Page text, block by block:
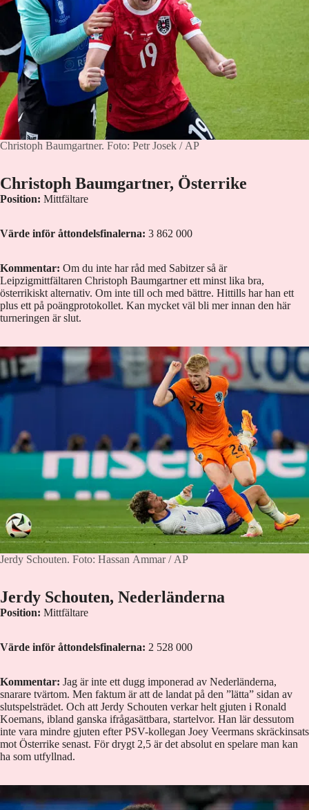
Christoph Baumgartner. Foto: Petr Josek / AP
Christoph Baumgartner, Österrike
Position: Mittfältare
Värde inför åttondelsfinalerna: 3 862 000
Kommentar: Om du inte har råd med Sabitzer så är
Leipzigmittfältaren Christoph Baumgartner ett minst lika bra,
österrikiskt alternativ. Om inte till och med bättre. Hittills har han ett
plus ett på poängprotokollet. Kan mycket väl bli mer innan den här
turneringen är slut.
Jerdy Schouten. Foto: Hassan Ammar / AP
Jerdy Schouten, Nederländerna
Position: Mittfältare
Värde inför åttondelsfinalerna: 2 528 000
Kommentar: Jag är inte ett dugg imponerad av Nederländerna,
snarare tvärtom. Men faktum är att de landat på den ”lätta” sidan av
slutspelsträdet. Och att Jerdy Schouten verkar helt gjuten i Ronald
Koemans, ibland ganska ifrågasättbara, startelvor. Han lär dessutom
inte vara mindre gjuten efter PSV-kollegan Joey Veermans skräckinsats
mot Österrike senast. För drygt 2,5 är det absolut en spelare man kan
ha som utfyllnad.